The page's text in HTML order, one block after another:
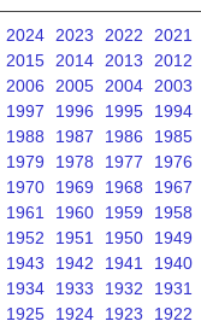
2024 2023 2022 2021
2015 2014 2013 2012
2006 2005 2004 2003
1997 1996 1995 1994
1988 1987 1986 1985
1979 1978 1977 1976
1970 1969 1968 1967
1961 1960 1959 1958
1952 1951 1950 1949
1943 1942 1941 1940
1934 1933 1932 1931
1925 1924 1923 1922